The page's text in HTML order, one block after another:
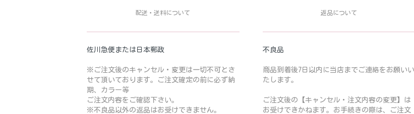
配送・送料について
佐川急便または日本郵政
※ご注文後のキャンセル・変更は一切不可とさ
せて頂いております。ご注文確定の前に必ず納
期、カラー等
ご注文内容をご確認下さい。
※不良品以外の返品はお受けできません。
返品について
不良品
商品到着後7日以内に当店までご連絡をお願いい
たします。
ご注文後の【キャンセル・注文内容の変更】は
お受けできかねます。お手続きの際は、ご注文